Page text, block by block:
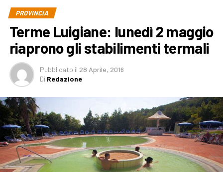
PROVINCIA
Terme Luigiane: lunedì 2 maggio
riaprono gli stabilimenti termali
Pubblicato il 28 Aprile, 2016
Di Redazione